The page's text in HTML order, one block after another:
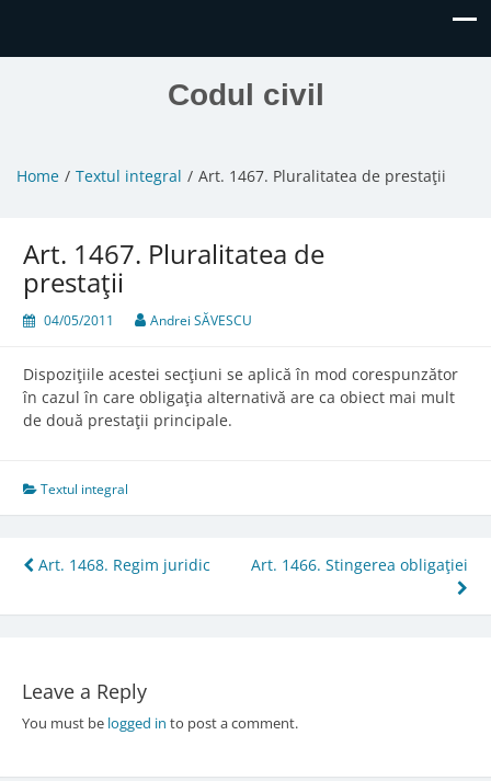
Codul civil
Home Textul integral Art. 1467. Pluralitatea de prestaţii
Art. 1467. Pluralitatea de
prestaţii
04/05/2011 Andrei SĂVESCU
Dispoziţiile acestei secţiuni se aplică în mod corespunzător
în cazul în care obligaţia alternativă are ca obiect mai mult
de două prestaţii principale.
Textul integral
Post
navigation
Art. 1468. Regim juridic Art. 1466. Stingerea obligaţiei
Leave a Reply
You must be logged in to post a comment.